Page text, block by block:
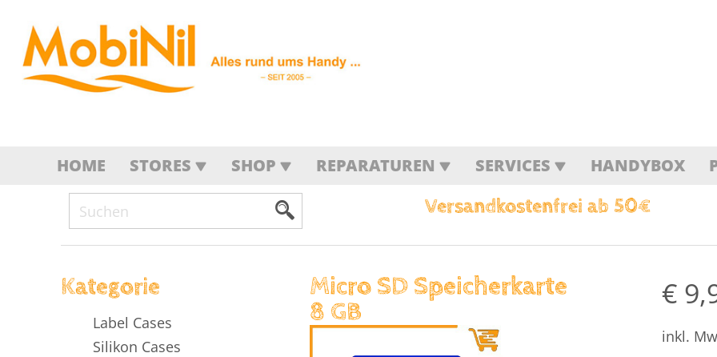
HOME STORES SHOP REPARATUREN SERVICES HANDYBOX
Versandkostenfrei ab 50€
Kategorie
Label Cases
Silikon Cases
Micro SD Speicherkarte
8 GB
€
inkl.